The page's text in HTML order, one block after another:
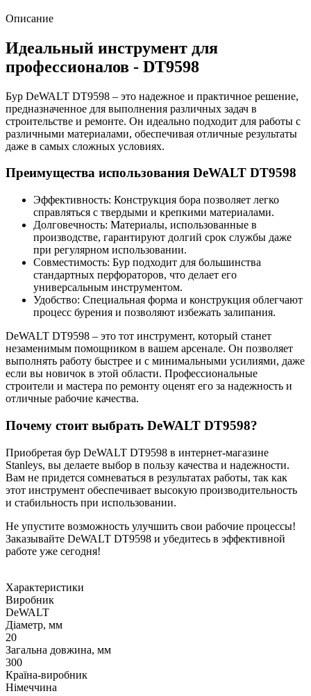
Описание
Идеальный инструмент для
профессионалов - DT9598
Бур DeWALT DT9598 – это надежное и практичное решение,
предназначенное для выполнения различных задач в
строительстве и ремонте. Он идеально подходит для работы с
различными материалами, обеспечивая отличные результаты
даже в самых сложных условиях.
Преимущества использования DeWALT DT9598
Эффективность: Конструкция бора позволяет легко
справляться с твердыми и крепкими материалами.
Долговечность: Материалы, использованные в
производстве, гарантируют долгий срок службы даже
при регулярном использовании.
Совместимость: Бур подходит для большинства
стандартных перфораторов, что делает его
универсальным инструментом.
Удобство: Специальная форма и конструкция облегчают
процесс бурения и позволяют избежать залипания.
DeWALT DT9598 – это тот инструмент, который станет
незаменимым помощником в вашем арсенале. Он позволяет
выполнять работу быстрее и с минимальными усилиями, даже
если вы новичок в этой области. Профессиональные
строители и мастера по ремонту оценят его за надежность и
отличные рабочие качества.
Почему стоит выбрать DeWALT DT9598?
Приобретая бур DeWALT DT9598 в интернет-магазине
Stanleys, вы делаете выбор в пользу качества и надежности.
Вам не придется сомневаться в результатах работы, так как
этот инструмент обеспечивает высокую производительность
и стабильность при использовании.
Не упустите возможность улучшить свои рабочие процессы!
Заказывайте DeWALT DT9598 и убедитесь в эффективной
работе уже сегодня!
Характеристики
Виробник
DeWALT
Діаметр, мм
20
Загальна довжина, мм
300
Країна-виробник
Німеччина